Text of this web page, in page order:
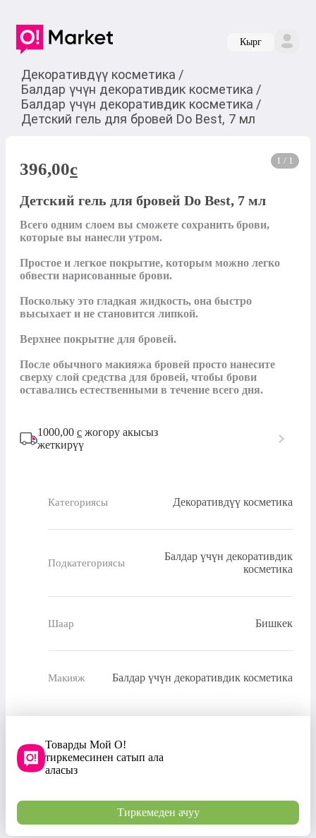
Кырг
Декоративдүү косметика /
Балдар үчүн декоративдик косметика /
Балдар үчүн декоративдик косметика /
Детский гель для бровей Do Best, 7 мл
1 / 1
396,00c
Детский гель для бровей Do Best, 7 мл
Всего одним слоем вы сможете сохранить брови,
которые вы нанесли утром.
Простое и легкое покрытие, которым можно легко
обвести нарисованные брови.
Поскольку это гладкая жидкость, она быстро
высыхает и не становится липкой.
Верхнее покрытие для бровей.
После обычного макияжа бровей просто нанесите
сверху слой средства для бровей, чтобы брови
оставались естественными в течение всего дня.
1000,00 с жогору акысыз
жеткирүү
Категориясы Декоративдүү косметика
Подкатегориясы
Балдар үчүн декоративдик
косметика
Шаар Бишкек
Макияж Балдар үчүн декоративдик косметика
Товарды Мой О!
тиркемесинен сатып ала
аласыз
Тиркемеден ачуу